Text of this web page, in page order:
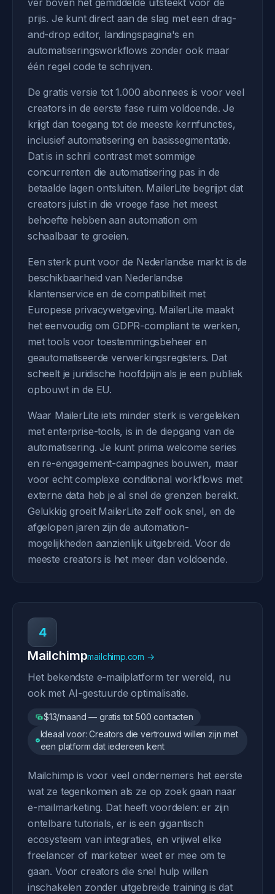
ver boven het gemiddelde uitsteekt voor de
prijs. Je kunt direct aan de slag met een drag-
and-drop editor, landingspagina's en
automatiseringsworkflows zonder ook maar
één regel code te schrijven.
De gratis versie tot 1.000 abonnees is voor veel
creators in de eerste fase ruim voldoende. Je
krijgt dan toegang tot de meeste kernfuncties,
inclusief automatisering en basissegmentatie.
Dat is in schril contrast met sommige
concurrenten die automatisering pas in de
betaalde lagen ontsluiten. MailerLite begrijpt dat
creators juist in die vroege fase het meest
behoefte hebben aan automation om
schaalbaar te groeien.
Een sterk punt voor de Nederlandse markt is de
beschikbaarheid van Nederlandse
klantenservice en de compatibiliteit met
Europese privacywetgeving. MailerLite maakt
het eenvoudig om GDPR-compliant te werken,
met tools voor toestemmingsbeheer en
geautomatiseerde verwerkingsregisters. Dat
scheelt je juridische hoofdpijn als je een publiek
opbouwt in de EU.
Waar MailerLite iets minder sterk is vergeleken
met enterprise-tools, is in de diepgang van de
automatisering. Je kunt prima welcome series
en re-engagement-campagnes bouwen, maar
voor echt complexe conditional workflows met
externe data heb je al snel de grenzen bereikt.
Gelukkig groeit MailerLite zelf ook snel, en de
afgelopen jaren zijn de automation-
mogelijkheden aanzienlijk uitgebreid. Voor de
meeste creators is het meer dan voldoende.
4
Mailchimpmailchimp.com →
Het bekendste e-mailplatform ter wereld, nu
ook met AI-gestuurde optimalisatie.
$13/maand — gratis tot 500 contacten
Ideaal voor: Creators die vertrouwd willen zijn met
een platform dat iedereen kent
Mailchimp is voor veel ondernemers het eerste
wat ze tegenkomen als ze op zoek gaan naar
e-mailmarketing. Dat heeft voordelen: er zijn
ontelbare tutorials, er is een gigantisch
ecosysteem van integraties, en vrijwel elke
freelancer of marketeer weet er mee om te
gaan. Voor creators die snel hulp willen
inschakelen zonder uitgebreide training is dat